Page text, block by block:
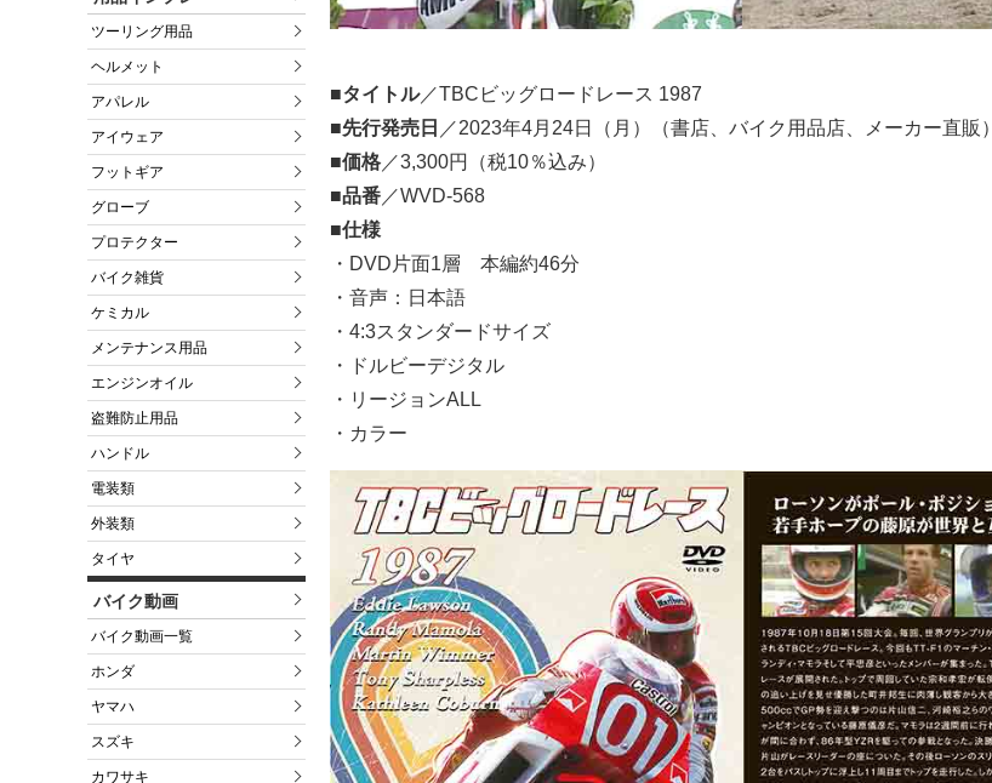
ツーリング用品
ヘルメット
アパレル
アイウェア
フットギア
グローブ
プロテクター
バイク雑貨
ケミカル
メンテナンス用品
エンジンオイル
盗難防止用品
ハンドル
電装類
外装類
タイヤ
バイク動画
バイク動画一覧
ホンダ
ヤマハ
スズキ
カワサキ
■タイトル／TBCビッグロードレース 1987
■先行発売日 ／2023年4月24日（月）（書店、バイク用品店、メーカー直販）
■価格 ／3,300円（税10％込み）
■品番 ／WVD-568
■仕様
・DVD片面1層 本編約46分
・音声：日本語
・4:3スタンダードサイズ
・ドルビーデジタル
・リージョンALL
・カラー